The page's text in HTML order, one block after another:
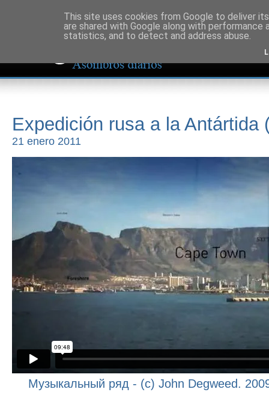
Expedición rusa a la Antártida
21 enero 2011
Музыкальный ряд - (c) John Degweed.
This site uses cookies from Google to deliver
are shared with Google along with
statistics, and to detect and address abuse.